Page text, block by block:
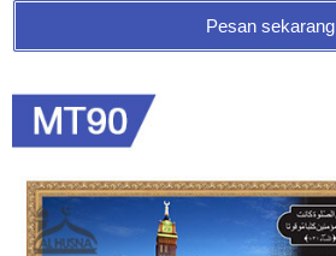
Pesan sekarang